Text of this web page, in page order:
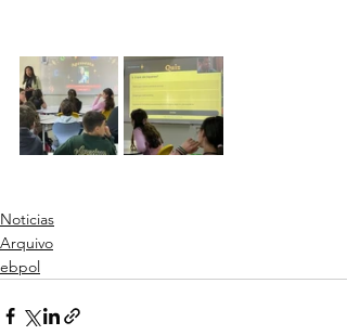
Noticias
Arquivo
ebpol